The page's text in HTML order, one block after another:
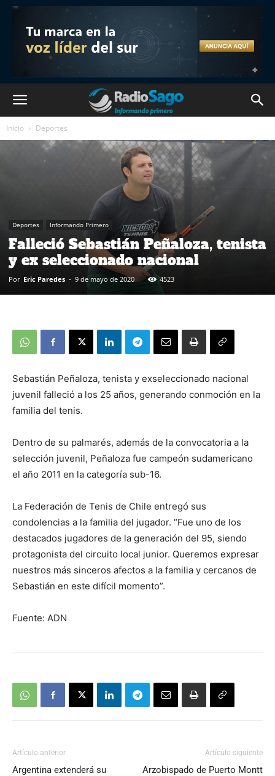
Inicio Deportes
Deportes Informando Primero
Falleció Sebastián Peñaloza, tenista
y ex seleccionado nacional
Por Eric Paredes - 9 de mayo de 2020 4523
Sebastián Peñaloza, tenista y exseleccionado nacional
juvenil falleció a los 25 años, generando conmoción en la
familia del tenis.
Dentro de su palmarés, además de la convocatoria a la
selección juvenil, Peñaloza fue campeón sudamericano
el año 2011 en la categoría sub-16.
La Federación de Tenis de Chile entregó sus
condolencias a la familia del jugador. “Fue uno de los
destacados jugadores de la generación del 95, siendo
protagonista del circuito local junior. Queremos expresar
nuestros más sinceros afectos a la familia y cercanos de
Sebastián en este difícil momento”.
Fuente: ADN
Artículo anterior
Argentina extenderá su
Artículo siguiente
Arzobispado de Puerto Montt